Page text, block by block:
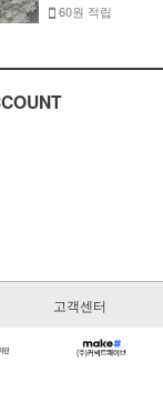
60원 적립
고객센터